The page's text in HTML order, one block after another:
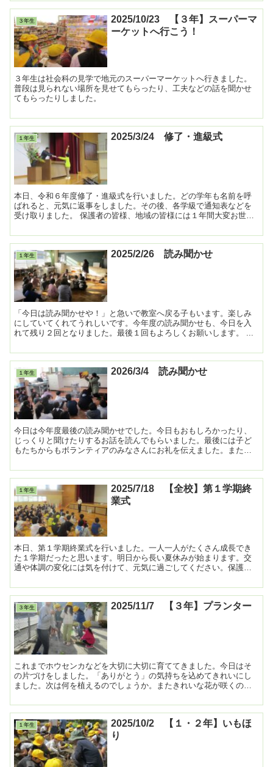
３年生
2025/10/23 【３年】スーパーマ
ーケットへ行こう！
３年生は社会科の見学で地元のスーパーマーケットへ行きました。
普段は見られない場所を見せてもらったり、工夫などの話を聞かせ
てもらったりしました。
１年生 2025/3/24 修了・進級式
本日、令和６年度修了・進級式を行いました。どの学年も名前を呼
ばれると、元気に返事をしました。その後、各学級で通知表などを
受け取りました。 保護者の皆様、地域の皆様には１年間大変お世話
１年生 2025/2/26 読み聞かせ
「今日は読み聞かせや！」と急いで教室へ戻る子もいます。楽しみ
にしていてくれてうれしいです。今年度の読み聞かせも、今日を入
れて残り２回となりました。最後１回もよろしくお願いします。 ...
１年生 2026/3/4 読み聞かせ
今日は今年度最後の読み聞かせでした。今日もおもしろかったり、
じっくりと聞けたりするお話を読んでもらいました。最後には子ど
もたちからもボランティアのみなさんにお礼を伝えました。また来
１年生
2025/7/18 【全校】第１学期終
業式
本日、第１学期終業式を行いました。一人一人がたくさん成長でき
た１学期だったと思います。明日から長い夏休みが始まります。交
通や体調の変化には気を付けて、元気に過ごしてください。保護者
３年生 2025/11/7 【３年】プランター
これまでホウセンカなどを大切に大切に育ててきました。今日はそ
の片づけをしました。「ありがとう」の気持ちを込めてきれいにし
ました。次は何を植えるのでしょうか。またきれいな花が咲くのが
１年生
2025/10/2 【１・２年】いもほ
り